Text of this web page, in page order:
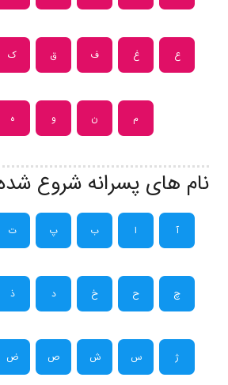
ع غ ف ق ک
م ن و ه
نام های پسرانه شروع
آ ا ب پ ت
چ ح خ د ذ
ژ س ش ص ض